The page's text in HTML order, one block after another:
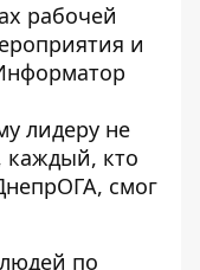
рабочей
и
лидеру не
каждый, кто
смог
по